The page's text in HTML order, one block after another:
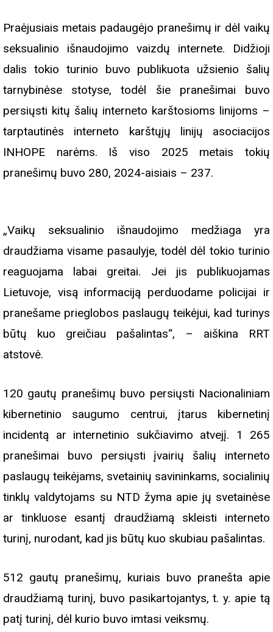
Praėjusiais metais padaugėjo pranešimų ir dėl vaikų
seksualinio išnaudojimo vaizdų internete. Didžioji
dalis tokio turinio buvo publikuota užsienio šalių
tarnybinėse stotyse, todėl šie pranešimai buvo
persiųsti kitų šalių interneto karštosioms linijoms –
tarptautinės interneto karštųjų linijų asociacijos
INHOPE narėms. Iš viso 2025 metais tokių
pranešimų buvo 280, 2024-aisiais – 237.
„Vaikų seksualinio išnaudojimo medžiaga yra
draudžiama visame pasaulyje, todėl dėl tokio turinio
reaguojama labai greitai. Jei jis publikuojamas
Lietuvoje, visą informaciją perduodame policijai ir
pranešame prieglobos paslaugų teikėjui, kad turinys
būtų kuo greičiau pašalintas“, – aiškina RRT
atstovė.
120 gautų pranešimų buvo persiųsti Nacionaliniam
kibernetinio saugumo centrui, įtarus kibernetinį
incidentą ar internetinio sukčiavimo atvejį. 1 265
pranešimai buvo persiųsti įvairių šalių interneto
paslaugų teikėjams, svetainių savininkams, socialinių
tinklų valdytojams su NTD žyma apie jų svetainėse
ar tinkluose esantį draudžiamą skleisti interneto
turinį, nurodant, kad jis būtų kuo skubiau pašalintas.
512 gautų pranešimų, kuriais buvo pranešta apie
draudžiamą turinį, buvo pasikartojantys, t. y. apie tą
patį turinį, dėl kurio buvo imtasi veiksmų.